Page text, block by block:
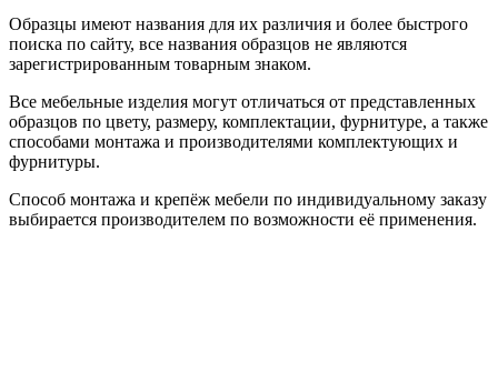
Образцы имеют названия для их различия и более быстрого
поиска по сайту, все названия образцов не являются
зарегистрированным товарным знаком.
Все мебельные изделия могут отличаться от представленных
образцов по цвету, размеру, комплектации, фурнитуре, а также
способами монтажа и производителями комплектующих и
фурнитуры.
Способ монтажа и крепёж мебели по индивидуальному заказу
выбирается производителем по возможности её применения.